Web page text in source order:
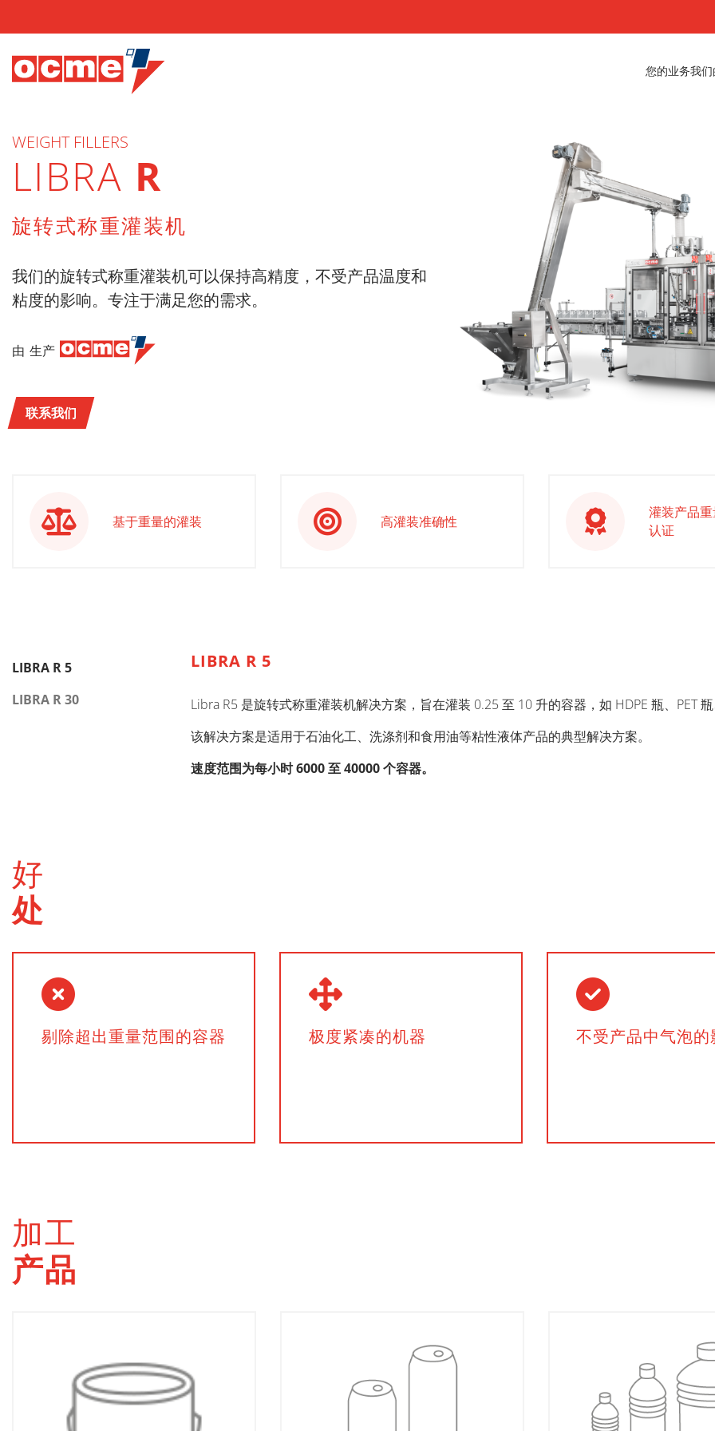
您的业务我
WEIGHT FILLERS
LIBRA R
旋转式称重灌装机
我们的旋转式称重灌装机可以保持高精度，不受产品温度和
粘度的影响。专注于满足您的需求。
由 生产
联系我们
基于重量的灌装 高灌装准确性
灌装产品
认证
LIBRA R 5
LIBRA R 30
LIBRA R 5
Libra R5 是旋转式称重灌装机解决方案，旨在灌装 0.25 至 10 升的容器，如 HDPE 瓶、PET
该解决方案是适用于石油化工、洗涤剂和食用油等粘性液体产品的典型解决方案。
速度范围为每小时 6000 至 40000 个容器。
好
处
剔除超出重量范围的容器 极度紧凑的机器 不受产品中气泡的
加工
产品